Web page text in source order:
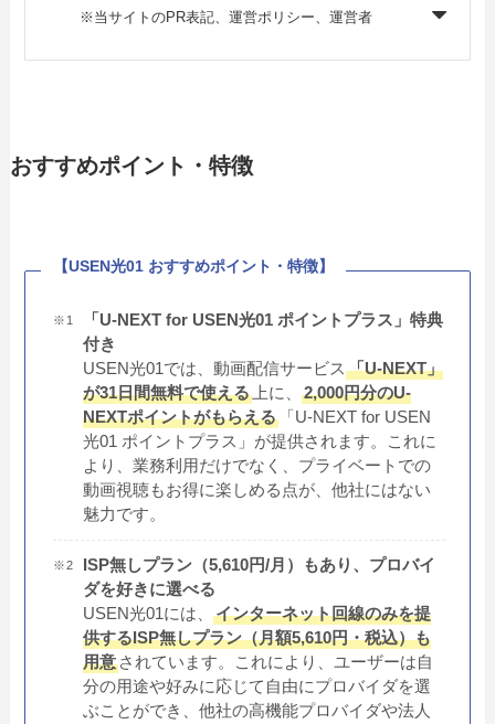
※当サイトのPR表記、運営ポリシー、運営者
おすすめポイント・特徴
【USEN光01 おすすめポイント・特徴】
「U-NEXT for USEN光01 ポイントプラス」特典
付き
USEN光01では、動画配信サービス「U-NEXT」
が31日間無料で使える上に、2,000円分のU-
NEXTポイントがもらえる
「U-NEXT for USEN
光01 ポイントプラス」が提供されます。これに
より、業務利用だけでなく、プライベートでの
動画視聴もお得に楽しめる点が、他社にはない
魅力です。
ISP無しプラン（5,610円/月）もあり、プロバイ
ダを好きに選べる
USEN光01には、インターネット回線のみを提
供するISP無しプラン（月額5,610円・税込）も
用意 されています。これにより、ユーザーは自
分の用途や好みに応じて自由にプロバイダを選
ぶことができ、他社の高機能プロバイダや法人